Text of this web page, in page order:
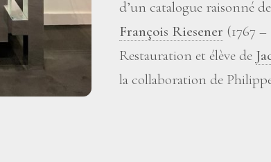
d’un catalogue raisonné
François Riesener (1767
Restauration et élève de
la collaboration de